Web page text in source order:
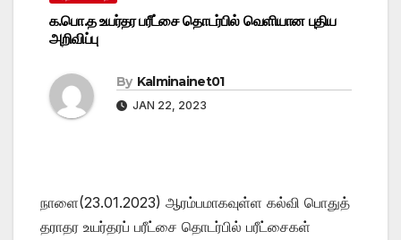
க.பொ.த உயர்தர பரீட்சை தொடர்பில் வெளியான புதிய
அறிவிப்பு
By Kalminainet01
JAN 22, 2023
நாளை(23.01.2023) ஆரம்பமாகவுள்ள கல்வி பொதுத்
தராதர உயர்தரப் பரீட்சை தொடர்பில் பரீட்சைகள்